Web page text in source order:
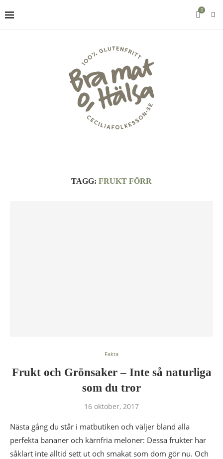
0
TAGG: FRUKT FÖRR
Fakta
Frukt och Grönsaker – Inte så naturliga
som du tror
16 oktober, 2017
Nästa gång du står i matbutiken och väljer bland alla
perfekta bananer och kärnfria meloner: Dessa frukter har
såklart inte alltid sett ut och smakat som dom gör nu. Och